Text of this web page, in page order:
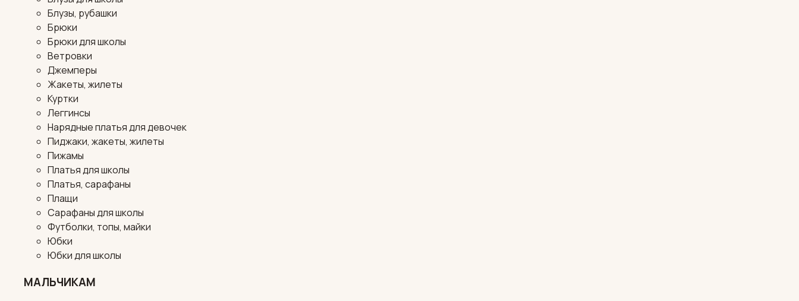
Блузы, рубашки
Брюки
Брюки для школы
Ветровки
Джемперы
Жакеты, жилеты
Куртки
Леггинсы
Нарядные платья для девочек
Пиджаки, жакеты, жилеты
Пижамы
Платья для школы
Платья, сарафаны
Плащи
Сарафаны для школы
Футболки, топы, майки
Юбки
Юбки для школы
МАЛЬЧИКАМ